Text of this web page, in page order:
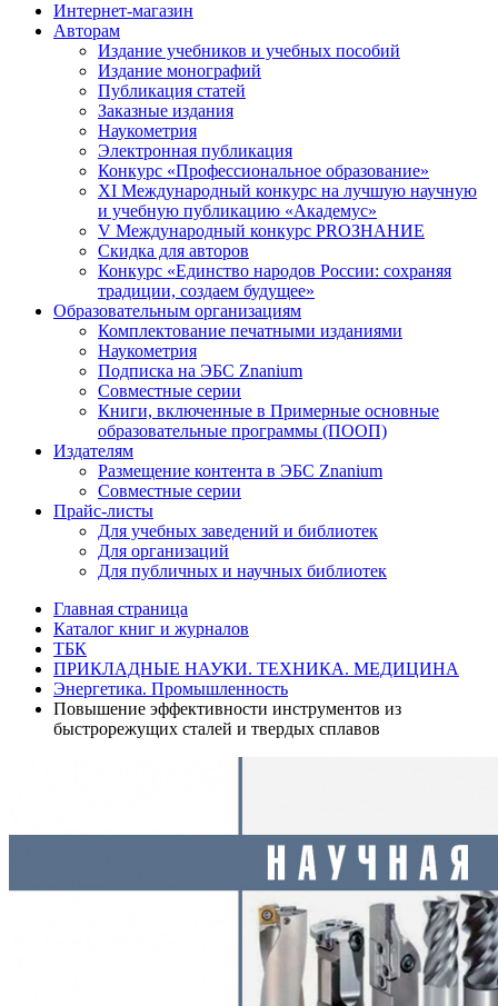
Интернет-магазин
Авторам
Издание учебников и учебных пособий
Издание монографий
Публикация статей
Заказные издания
Наукометрия
Электронная публикация
Конкурс «Профессиональное образование»
XI Международный конкурс на лучшую научную
и учебную публикацию «Академус»
V Международный конкурс PROЗНАНИЕ
Скидка для авторов
Конкурс «Единство народов России: сохраняя
традиции, создаем будущее»
Образовательным организациям
Комплектование печатными изданиями
Наукометрия
Подписка на ЭБС Znanium
Совместные серии
Книги, включенные в Примерные основные
образовательные программы (ПООП)
Издателям
Размещение контента в ЭБС Znanium
Совместные серии
Прайс-листы
Для учебных заведений и библиотек
Для организаций
Для публичных и научных библиотек
Главная страница
Каталог книг и журналов
ТБК
ПРИКЛАДНЫЕ НАУКИ. ТЕХНИКА. МЕДИЦИНА
Энергетика. Промышленность
Повышение эффективности инструментов из
быстрорежущих сталей и твердых сплавов